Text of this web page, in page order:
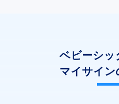
ベビーシッ
マイサイン